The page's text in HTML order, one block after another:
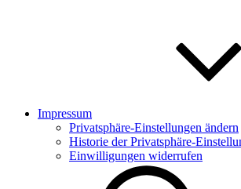
Impressum
Privatsphäre-Einstellungen ändern
Historie der Privatsphäre-
Einwilligungen widerrufen